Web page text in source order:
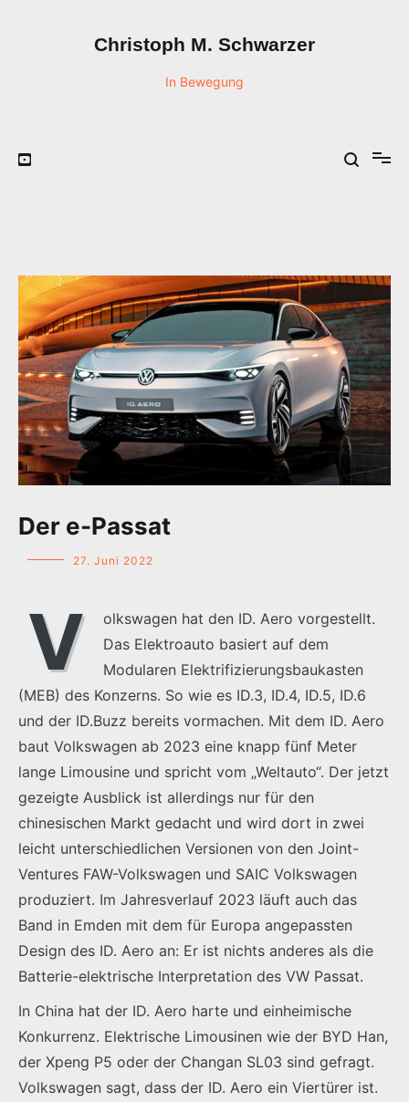
Christoph M. Schwarzer
In Bewegung
Der e-Passat
27. Juni 2022
V
olkswagen hat den ID. Aero vorgestellt.
Das Elektroauto basiert auf dem
Modularen Elektrifizierungsbaukasten
(MEB) des Konzerns. So wie es ID.3, ID.4, ID.5, ID.6
und der ID.Buzz bereits vormachen. Mit dem ID. Aero
baut Volkswagen ab 2023 eine knapp fünf Meter
lange Limousine und spricht vom „Weltauto“. Der jetzt
gezeigte Ausblick ist allerdings nur für den
chinesischen Markt gedacht und wird dort in zwei
leicht unterschiedlichen Versionen von den Joint-
Ventures FAW-Volkswagen und SAIC Volkswagen
produziert. Im Jahresverlauf 2023 läuft auch das
Band in Emden mit dem für Europa angepassten
Design des ID. Aero an: Er ist nichts anderes als die
Batterie-elektrische Interpretation des VW Passat.
In China hat der ID. Aero harte und einheimische
Konkurrenz. Elektrische Limousinen wie der BYD Han,
der Xpeng P5 oder der Changan SL03 sind gefragt.
Volkswagen sagt, dass der ID. Aero ein Viertürer ist.